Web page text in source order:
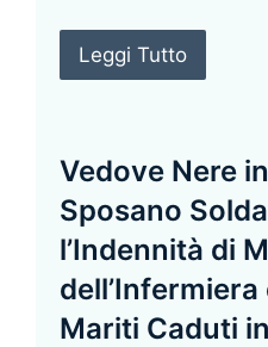
Leggi Tutto
Vedove Nere
Sposano
l’Indennità di
Mariti Caduti